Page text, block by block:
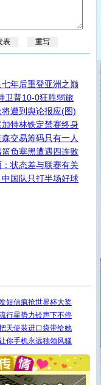
年后重登亚洲之巅
卫普10-0狂胜弱旅
遭到舆论报应(图)
特林铁定禁赛终身
交易筹码只有一人
负塞黑遭遇四连败
状态差与联赛有关
国队只打半场好球
送给你的，又不打算给
快乐！千万要健康！千万
起你,而是这样的日子才
要快乐!新年要快乐!天天